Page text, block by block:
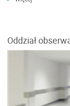
Oddział